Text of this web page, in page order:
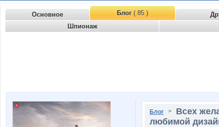
Основное Блог( 85 )
Шпионаж
Блог > Всех
любимой